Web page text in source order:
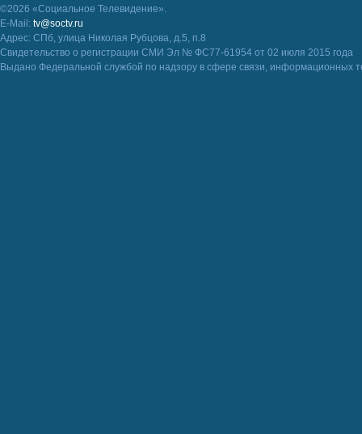
©2026 «Социальное Телевидение».
E-Mail: tv@soctv.ru
Адрес: СПб, улица Николая Рубцова, д.5, п.8
Свидетельство о регистрации СМИ Эл № ФС77-61954 от 02 июля 2015 года
Выдано Федеральной службой по надзору в сфере связи, информационных